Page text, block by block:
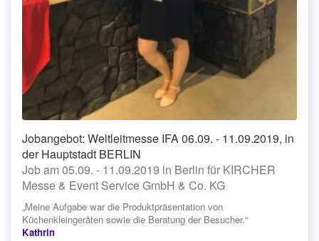
Jobangebot: Weltleitmesse IFA 06.09. - 11.09.2019, in
der Hauptstadt BERLIN
Job am 05.09. - 11.09.2019 in Berlin für KIRCHER
Messe & Event Service GmbH & Co. KG
„Meine Aufgabe war die Produktpräsentation von
Küchenkleingeräten sowie die Beratung der Besucher.“
Kathrin